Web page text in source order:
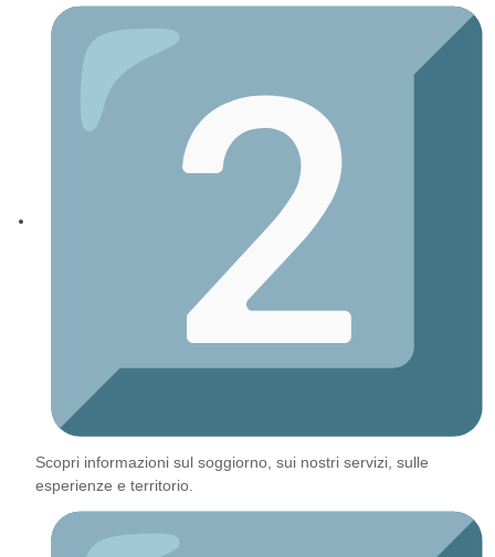
Scopri informazioni sul soggiorno, sui nostri servizi, sulle
esperienze e territorio.